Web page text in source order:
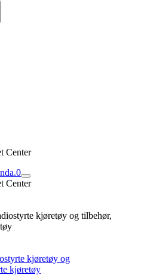
Center
0
Center
kjøretøy og tilbehør,
kjøretøy og
kjøretøy